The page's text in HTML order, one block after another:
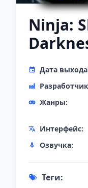
Ninja:
Дата
Жанры:
Интерфейс:
Озвучка:
Теги: